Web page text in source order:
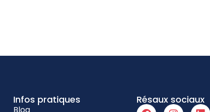
Infos pratiques Résaux sociaux